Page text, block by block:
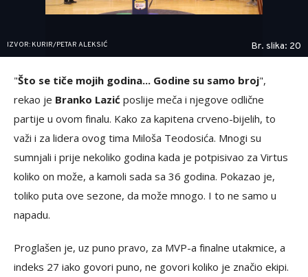
IZVOR: KURIR/PETAR ALEKSIĆ Br. slika: 20
"Što se tiče mojih godina... Godine su samo broj",
rekao je Branko Lazić poslije meča i njegove odlične
partije u ovom finalu. Kako za kapitena crveno-bijelih, to
važi i za lidera ovog tima Miloša Teodosića. Mnogi su
sumnjali i prije nekoliko godina kada je potpisivao za Virtus
koliko on može, a kamoli sada sa 36 godina. Pokazao je,
toliko puta ove sezone, da može mnogo. I to ne samo u
napadu.
Proglašen je, uz puno pravo, za MVP-a finalne utakmice, a
indeks 27 iako govori puno, ne govori koliko je značio ekipi.